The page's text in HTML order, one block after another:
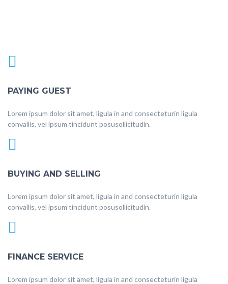
PAYING GUEST
Lorem ipsum dolor sit amet, ligula in and consecteturin ligula
convallis, vel ipsum tincidunt posusollicitudin.
BUYING AND SELLING
Lorem ipsum dolor sit amet, ligula in and consecteturin ligula
convallis, vel ipsum tincidunt posusollicitudin.
FINANCE SERVICE
Lorem ipsum dolor sit amet, ligula in and consecteturin ligula